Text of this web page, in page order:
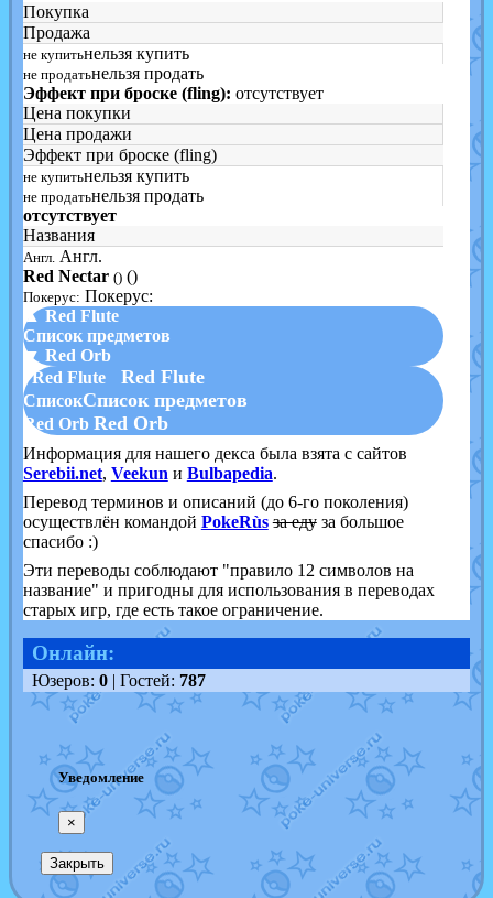
Покупка
Продажа
не купитьнельзя купить
не продатьнельзя продать
Эффект при броске (fling): отсутствует
Цена покупки
Цена продажи
Эффект при броске (fling)
не купитьнельзя купить
не продатьнельзя продать
отсутствует
Названия
Англ. Англ.
Red Nectar () ()
Покерус: Покерус:
▲ Red Flute
Список предметов
▼ Red Orb
Red Flute
Red Flute
СписокСписок предметов
Red Orb Red Orb
Информация для нашего декса была взята с сайтов
Serebii.net, Veekun и Bulbapedia.
Перевод терминов и описаний (до 6-го поколения)
осуществлён командой PokeRùs за едуза большое
спасибо :)
Эти переводы соблюдают "правило 12 символов на
название" и пригодны для использования в переводах
старых игр, где есть такое ограничение.
Онлайн:
Юзеров: 0| Гостей: 787
Уведомление
×
Закрыть